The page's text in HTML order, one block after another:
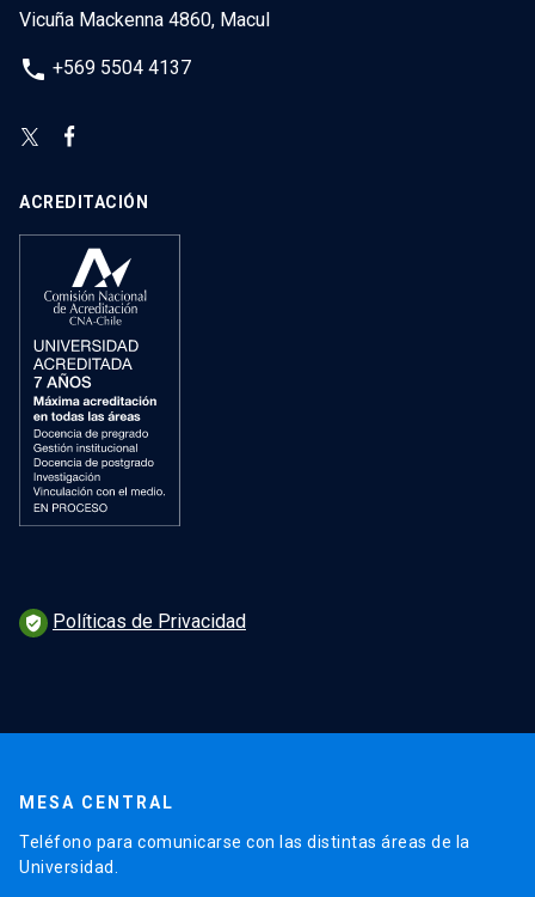
Vicuña Mackenna 4860, Macul
phone +569 5504 4137
ACREDITACIÓN
verified_user Políticas de Privacidad
MESA CENTRAL
Teléfono para comunicarse con las distintas áreas de la
Universidad.